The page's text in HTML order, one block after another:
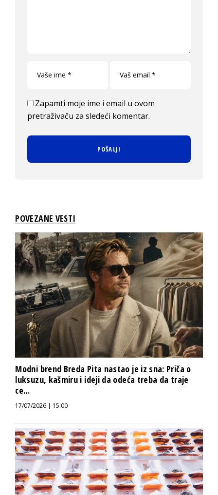
Zapamti moje ime i email u ovom
pretraživaču za sledeći komentar.
POVEZANE VESTI
Modni brend Breda Pita nastao je iz sna: Priča o
luksuzu, kašmiru i ideji da odeća treba da traje
ce...
17/07/2026 | 15:00